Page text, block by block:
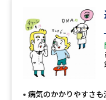
病気のかかりやすさ